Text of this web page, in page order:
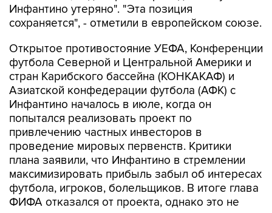
Инфантино утеряно". "Эта позиция
сохраняется", - отметили в европейском союзе.
Открытое противостояние УЕФА, Конференции
футбола Северной и Центральной Америки и
стран Карибского бассейна (КОНКАКАФ) и
Азиатской конфедерации футбола (АФК) с
Инфантино началось в июле, когда он
попытался реализовать проект по
привлечению частных инвесторов в
проведение мировых первенств. Критики
плана заявили, что Инфантино в стремлении
максимизировать прибыль забыл об интересах
футбола, игроков, болельщиков. В итоге глава
ФИФА отказался от проекта, однако это не